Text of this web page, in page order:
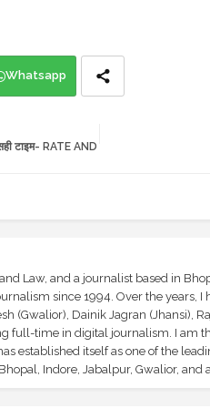
Whatsapp
टाइम- RATE AND
Law, and a journalist based in
since 1994. Over the years,
(Gwalior), Dainik Jagran (Jhansi),
full-time in digital journalism. I am
established itself as one of the
Indore, Jabalpur, Gwalior, and